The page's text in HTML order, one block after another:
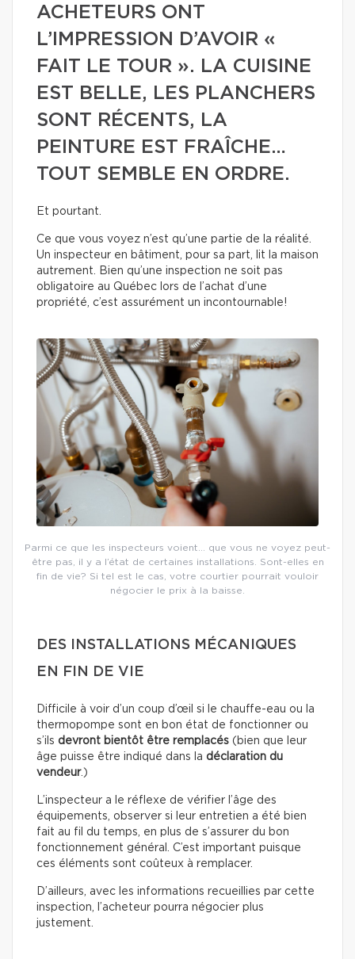
ACHETEURS ONT
L’IMPRESSION D’AVOIR «
FAIT LE TOUR ». LA CUISINE
EST BELLE, LES PLANCHERS
SONT RÉCENTS, LA
PEINTURE EST FRAÎCHE…
TOUT SEMBLE EN ORDRE.
Et pourtant.
Ce que vous voyez n’est qu’une partie de la réalité.
Un inspecteur en bâtiment, pour sa part, lit la maison
autrement. Bien qu’une inspection ne soit pas
obligatoire au Québec lors de l’achat d’une
propriété, c’est assurément un incontournable!
Parmi ce que les inspecteurs voient… que vous ne voyez peut-
être pas, il y a l’état de certaines installations. Sont-elles en
fin de vie? Si tel est le cas, votre courtier pourrait vouloir
négocier le prix à la baisse.
DES INSTALLATIONS MÉCANIQUES
EN FIN DE VIE
Difficile à voir d’un coup d’œil si le chauffe-eau ou la
thermopompe sont en bon état de fonctionner ou
s’ils devront bientôt être remplacés (bien que leur
âge puisse être indiqué dans la déclaration du
vendeur.)
L’inspecteur a le réflexe de vérifier l’âge des
équipements, observer si leur entretien a été bien
fait au fil du temps, en plus de s’assurer du bon
fonctionnement général. C’est important puisque
ces éléments sont coûteux à remplacer.
D’ailleurs, avec les informations recueillies par cette
inspection, l’acheteur pourra négocier plus
justement.